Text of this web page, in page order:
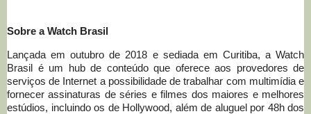
Sobre a Watch Brasil
Lançada em outubro de 2018 e sediada em Curitiba, a Watch
Brasil é um hub de conteúdo que oferece aos provedores de
serviços de Internet a possibilidade de trabalhar com multimídia e
fornecer assinaturas de séries e filmes dos maiores e melhores
estúdios, incluindo os de Hollywood, além de aluguel por 48h dos